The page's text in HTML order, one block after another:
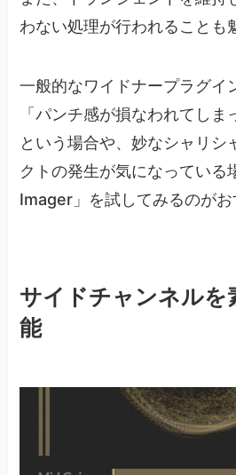
わない処理が行われることも
一般的なワイドナープラグイ
「パンチ感が損なわれてしま
という場合や、妙なシャリシ
クトの発生が気になっている
Imager」を試してみるのがお
サイドチャンネルを
能